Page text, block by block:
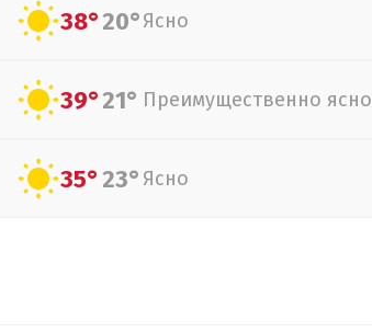
38°20°Ясно
39°21° Преимущественно ясно
35°23° Ясно